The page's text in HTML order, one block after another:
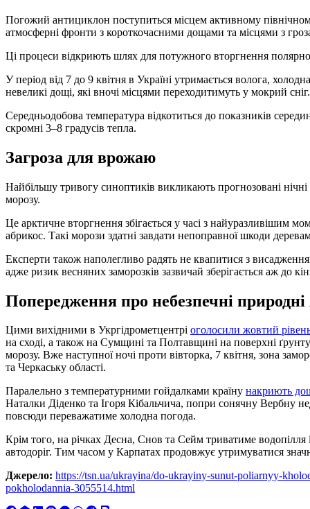
Погожий антициклон поступиться місцем активному
атмосферні фронти з короткочасними дощами та місцями з
Ці процеси відкриють шлях для потужного вторгнення
У період від 7 до 9 квітня в Україні утримається волога,
невеликі дощі, які вночі місцями переходитимуть у мокрий сніг.
Середньодобова температура відкотиться до показників
скромні 3–8 градусів тепла.
Загроза для врожаю
Найбільшу тривогу синоптиків викликають прогнозовані
морозу.
Це арктичне вторгнення збігається у часі з найуразливішим
абрикос. Такі морози здатні завдати непоправної шкоди
Експерти також наполегливо радять не квапитися з
адже ризик весняних заморозків зазвичай зберігається аж до
Попередження про небезпечні
Цими вихідними в Укргідрометцентрі оголосили жовтий
на сході, а також на Сумщині та Полтавщині на поверхні
морозу. Вже наступної ночі проти вівторка, 7 квітня, зона
та Черкаську області.
Паралельно з температурними гойдалками країну накриють
Наталки Діденко та Ігоря Кібальчича, попри сонячну Вербну
повсюди переважатиме холодна погода.
Крім того, на річках Десна, Снов та Сейм триватиме
автодоріг. Тим часом у Карпатах продовжує утримуватися
Джерело: https://tsn.ua/ukrayina/do-ukrayiny-sunut-poliarnyy-
pokholodannia-3055514.html